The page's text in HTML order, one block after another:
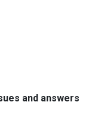
and answers